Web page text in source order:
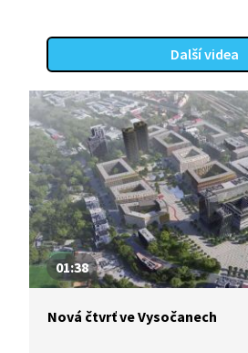
Další videa
01:38
Nová čtvrť ve Vysočanech